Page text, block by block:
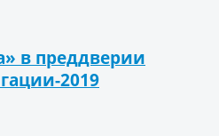
в преддверии
2019